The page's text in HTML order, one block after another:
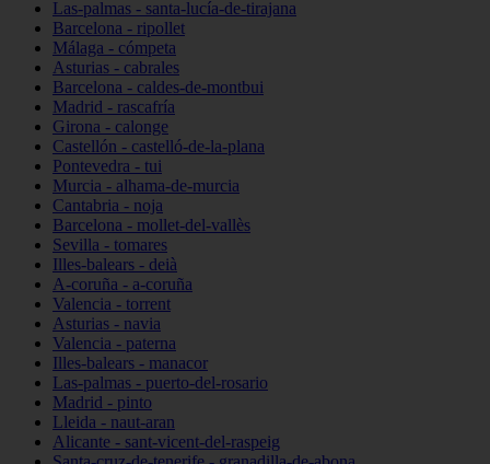
Las-palmas - santa-lucía-de-tirajana
Barcelona - ripollet
Málaga - cómpeta
Asturias - cabrales
Barcelona - caldes-de-montbui
Madrid - rascafría
Girona - calonge
Castellón - castelló-de-la-plana
Pontevedra - tui
Murcia - alhama-de-murcia
Cantabria - noja
Barcelona - mollet-del-vallès
Sevilla - tomares
Illes-balears - deià
A-coruña - a-coruña
Valencia - torrent
Asturias - navia
Valencia - paterna
Illes-balears - manacor
Las-palmas - puerto-del-rosario
Madrid - pinto
Lleida - naut-aran
Alicante - sant-vicent-del-raspeig